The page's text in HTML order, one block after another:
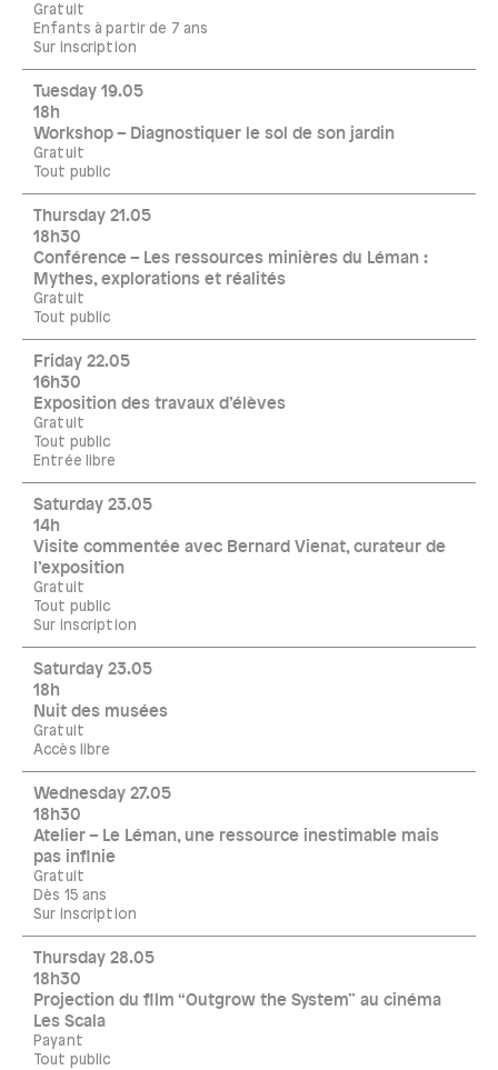
Gratuit
Enfants à partir de 7 ans
Sur inscription
Tuesday 19.05
18h
Workshop – Diagnostiquer le sol de son jardin
Gratuit
Tout public
Thursday 21.05
18h30
Conférence – Les ressources minières du Léman :
Mythes, explorations et réalités
Gratuit
Tout public
Friday 22.05
16h30
Exposition des travaux d’élèves
Gratuit
Tout public
Entrée libre
Saturday 23.05
14h
Visite commentée avec Bernard Vienat, curateur de
l’exposition
Gratuit
Tout public
Sur inscription
Saturday 23.05
18h
Nuit des musées
Gratuit
Accès libre
Wednesday 27.05
18h30
Atelier – Le Léman, une ressource inestimable mais
pas infinie
Gratuit
Dès 15 ans
Sur inscription
Thursday 28.05
18h30
Projection du film “Outgrow the System” au cinéma
Les Scala
Payant
Tout public